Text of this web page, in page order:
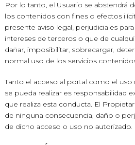
Por lo tanto, el Usuario se abstendrá
los contenidos con fines o efectos
presente aviso legal, perjudiciales
intereses de terceros o que de
dañar, imposibilitar, sobrecargar,
normal uso de los servicios
Tanto el acceso al portal como el
se pueda realizar es responsabilidad
que realiza esta conducta. El
de ninguna consecuencia, daño o
de dicho acceso o uso no autorizado.